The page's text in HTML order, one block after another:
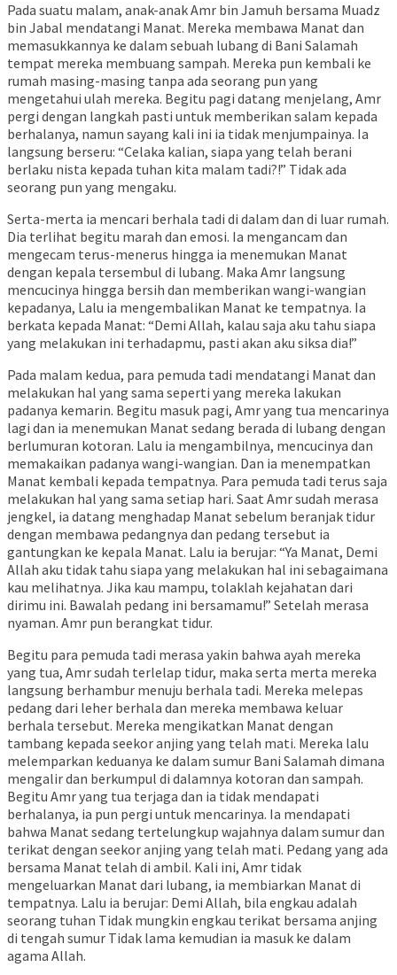
Pada suatu malam, anak-anak Amr bin Jamuh bersama Muadz
bin Jabal mendatangi Manat. Mereka membawa Manat dan
memasukkannya ke dalam sebuah lubang di Bani Salamah
tempat mereka membuang sampah. Mereka pun kembali ke
rumah masing-masing tanpa ada seorang pun yang
mengetahui ulah mereka. Begitu pagi datang menjelang, Amr
pergi dengan langkah pasti untuk memberikan salam kepada
berhalanya, namun sayang kali ini ia tidak menjumpainya. Ia
langsung berseru: “Celaka kalian, siapa yang telah berani
berlaku nista kepada tuhan kita malam tadi?!” Tidak ada
seorang pun yang mengaku.
Serta-merta ia mencari berhala tadi di dalam dan di luar rumah.
Dia terlihat begitu marah dan emosi. Ia mengancam dan
mengecam terus-menerus hingga ia menemukan Manat
dengan kepala tersembul di lubang. Maka Amr langsung
mencucinya hingga bersih dan memberikan wangi-wangian
kepadanya, Lalu ia mengembalikan Manat ke tempatnya. Ia
berkata kepada Manat: “Demi Allah, kalau saja aku tahu siapa
yang melakukan ini terhadapmu, pasti akan aku siksa dia!”
Pada malam kedua, para pemuda tadi mendatangi Manat dan
melakukan hal yang sama seperti yang mereka lakukan
padanya kemarin. Begitu masuk pagi, Amr yang tua mencarinya
lagi dan ia menemukan Manat sedang berada di lubang dengan
berlumuran kotoran. Lalu ia mengambilnya, mencucinya dan
memakaikan padanya wangi-wangian. Dan ia menempatkan
Manat kembali kepada tempatnya. Para pemuda tadi terus saja
melakukan hal yang sama setiap hari. Saat Amr sudah merasa
jengkel, ia datang menghadap Manat sebelum beranjak tidur
dengan membawa pedangnya dan pedang tersebut ia
gantungkan ke kepala Manat. Lalu ia berujar: “Ya Manat, Demi
Allah aku tidak tahu siapa yang melakukan hal ini sebagaimana
kau melihatnya. Jika kau mampu, tolaklah kejahatan dari
dirimu ini. Bawalah pedang ini bersamamu!” Setelah merasa
nyaman. Amr pun berangkat tidur.
Begitu para pemuda tadi merasa yakin bahwa ayah mereka
yang tua, Amr sudah terlelap tidur, maka serta merta mereka
langsung berhambur menuju berhala tadi. Mereka melepas
pedang dari leher berhala dan mereka membawa keluar
berhala tersebut. Mereka mengikatkan Manat dengan
tambang kepada seekor anjing yang telah mati. Mereka lalu
melemparkan keduanya ke dalam sumur Bani Salamah dimana
mengalir dan berkumpul di dalamnya kotoran dan sampah.
Begitu Amr yang tua terjaga dan ia tidak mendapati
berhalanya, ia pun pergi untuk mencarinya. Ia mendapati
bahwa Manat sedang tertelungkup wajahnya dalam sumur dan
terikat dengan seekor anjing yang telah mati. Pedang yang ada
bersama Manat telah di ambil. Kali ini, Amr tidak
mengeluarkan Manat dari lubang, ia membiarkan Manat di
tempatnya. Lalu ia berujar: Demi Allah, bila engkau adalah
seorang tuhan Tidak mungkin engkau terikat bersama anjing
di tengah sumur Tidak lama kemudian ia masuk ke dalam
agama Allah.